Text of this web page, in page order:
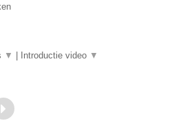
▼ Introductie video ▼